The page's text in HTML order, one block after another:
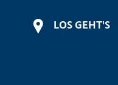
LOS GEHT'S